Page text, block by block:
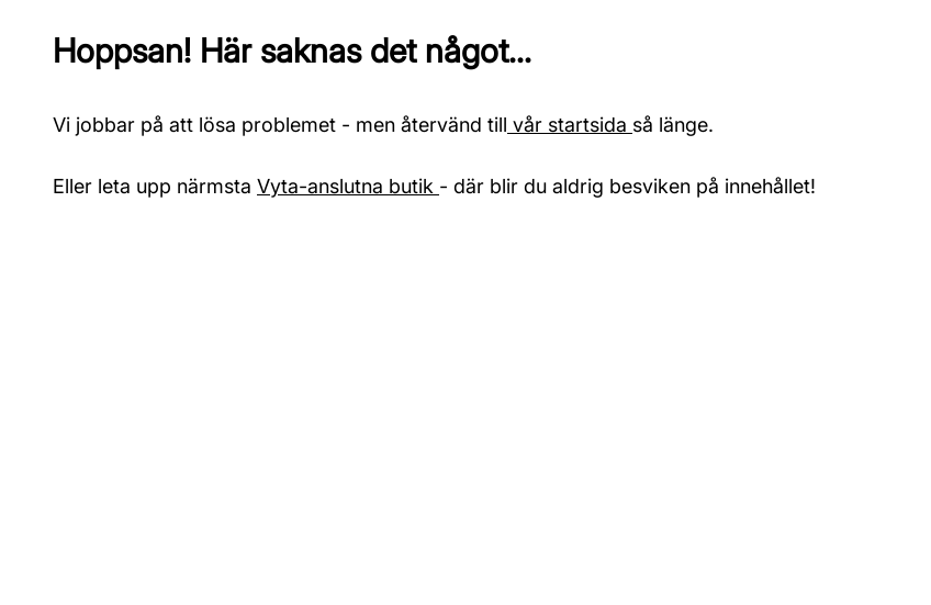
Hoppsan! Här saknas det något...
Vi jobbar på att lösa problemet - men återvänd till vår startsida så länge.
Eller leta upp närmsta Vyta-anslutna butik - där blir du aldrig besviken på innehållet!